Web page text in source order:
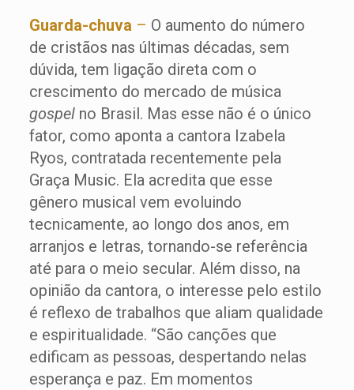
Guarda-chuva – O aumento do número
de cristãos nas últimas décadas, sem
dúvida, tem ligação direta com o
crescimento do mercado de música
gospelno Brasil. Mas esse não é o único
fator, como aponta a cantora Izabela
Ryos, contratada recentemente pela
Graça Music. Ela acredita que esse
gênero musical vem evoluindo
tecnicamente, ao longo dos anos, em
arranjos e letras, tornando-se referência
até para o meio secular. Além disso, na
opinião da cantora, o interesse pelo estilo
é reflexo de trabalhos que aliam qualidade
e espiritualidade. “São canções que
edificam as pessoas, despertando nelas
esperança e paz. Em momentos